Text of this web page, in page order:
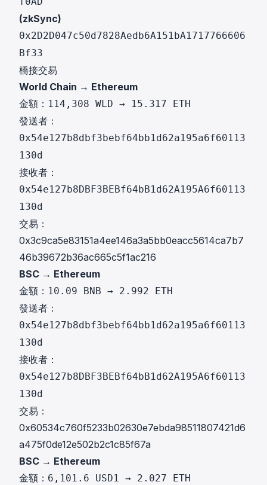
(zkSync)
0x2D2D047c50d7828Aedb6A151bA1717766606
Bf33
橋接交易
World Chain → Ethereum
金額： 114,308 WLD → 15.317 ETH
發送者：
0x54e127b8dbf3bebf64bb1d62a195a6f60113
130d
接收者：
0x54e127b8DBF3BEBf64bB1d62A195A6f60113
130d
交易：
0x3c9ca5e83151a4ee146a3a5bb0eacc5614ca7b7
46b39672b36ac665c5f1ac216
BSC → Ethereum
金額： 10.09 BNB → 2.992 ETH
發送者：
0x54e127b8dbf3bebf64bb1d62a195a6f60113
130d
接收者：
0x54e127b8DBF3BEBf64bB1d62A195A6f60113
130d
交易：
0x60534c760f5233b02630e7ebda98511807421d6
a475f0de12e502b2c1c85f67a
BSC → Ethereum
金額： 6,101.6 USD1 → 2.027 ETH